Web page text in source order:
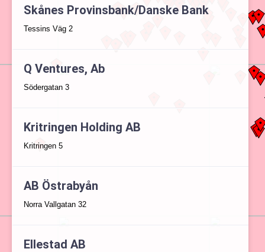
Skånes Provinsbank/Danske Bank
Tessins Väg 2
Q Ventures, Ab
Södergatan 3
Kritringen Holding AB
Kritringen 5
AB Östrabyån
Norra Vallgatan 32
Ellestad AB